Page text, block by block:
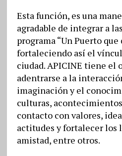
Esta función, es una
agradable de integrar a
programa “Un Puerto
fortaleciendo así el
ciudad. APICINE tiene el
adentrarse a la
imaginación y el
culturas,
contacto con valores,
actitudes y fortalecer los
amistad, entre otros.